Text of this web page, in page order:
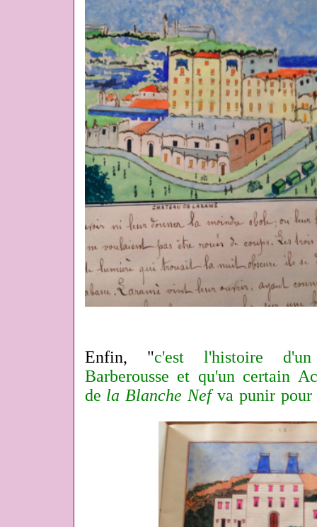
Enfin, "c'est l'histoire
Barberousse et qu'un certain
de la Blanche Nefva punir pour